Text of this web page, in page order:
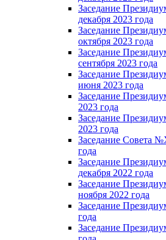
Заседание
декабря 2023 года
Заседание
октября 2023 года
Заседание
сентября 2023 года
Заседание
июня 2023 года
Заседание
2023 года
Заседание
2023 года
Заседание Совета
года
Заседание
декабря 2022 года
Заседание
ноября 2022 года
Заседание
года
Заседание